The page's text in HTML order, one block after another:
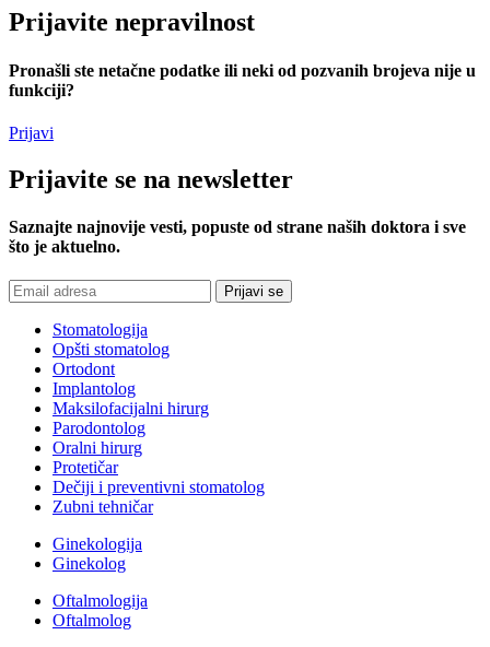
Prijavite nepravilnost
Pronašli ste netačne podatke ili neki od pozvanih brojeva nije u
funkciji?
Prijavi
Prijavite se na newsletter
Saznajte najnovije vesti, popuste od strane naših doktora i sve
što je aktuelno.
Stomatologija
Opšti stomatolog
Ortodont
Implantolog
Maksilofacijalni hirurg
Parodontolog
Oralni hirurg
Protetičar
Dečiji i preventivni stomatolog
Zubni tehničar
Ginekologija
Ginekolog
Oftalmologija
Oftalmolog